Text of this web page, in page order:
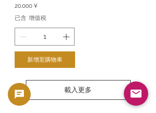
價格
20.000 ¥
已含 增值税
新增至購物車
載入更多